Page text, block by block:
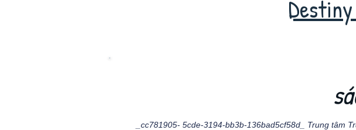
_cc781905- 5cde-3194-bb3b-136bad5cf58d_ Trung tâm